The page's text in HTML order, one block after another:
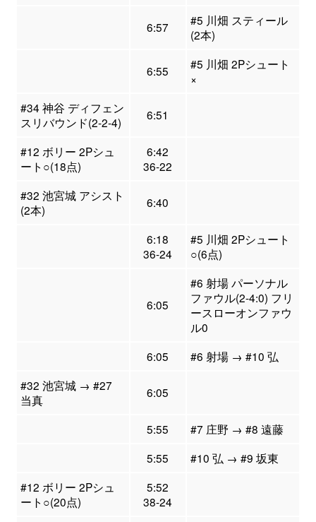
6:57
#5 川畑 スティール
(2本)
6:55
#5 川畑 2Pシュート
×
#34 神谷 ディフェン
スリバウンド(2-2-4)
6:51
#12 ボリー 2Pシュ
ート○(18点)
6:42
36-22
#32 池宮城 アシスト
(2本)
6:40
6:18
36-24
#5 川畑 2Pシュート
○(6点)
6:05
#6 射場 パーソナル
ファウル(2-4:0) フリ
ースローオンファウ
ル0
6:05
#6 射場 → #10 弘
#32 池宮城 → #27
当真
6:05
5:55
#7 庄野 → #8 遠藤
5:55
#10 弘 → #9 坂東
#12 ボリー 2Pシュ
ート○(20点)
5:52
38-24